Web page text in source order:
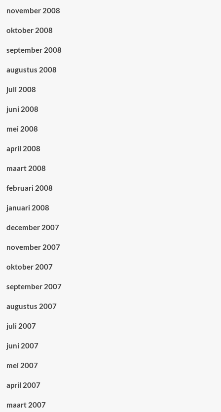
november 2008
oktober 2008
september 2008
augustus 2008
juli 2008
juni 2008
mei 2008
april 2008
maart 2008
februari 2008
januari 2008
december 2007
november 2007
oktober 2007
september 2007
augustus 2007
juli 2007
juni 2007
mei 2007
april 2007
maart 2007